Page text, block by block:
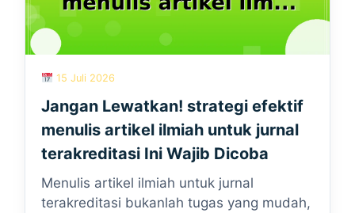
15 Juli 2026
Jangan Lewatkan! strategi efektif
menulis artikel ilmiah untuk jurnal
terakreditasi Ini Wajib Dicoba
Menulis artikel ilmiah untuk jurnal
terakreditasi bukanlah tugas yang mudah,